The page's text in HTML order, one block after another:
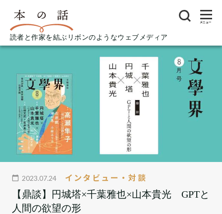
読者と作家を結ぶリボンのようなウェブメディア
メニュー
2023.07.24 インタビュー・対談
【鼎談】円城塔×千葉雅也×山本貴光 GPTと
人間の欲望の形